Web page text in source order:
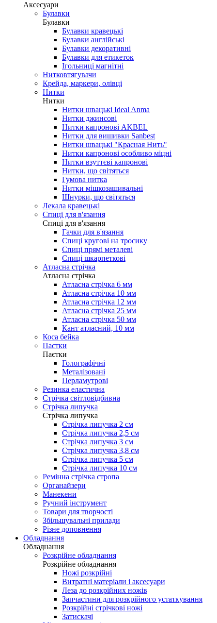
Аксесуари
Булавки
Булавки
Булавки кравецькі
Булавки англійські
Булавки декоративні
Булавки для етикеток
Ігольниці магнітні
Нитковтягувачи
Крейда, маркери, олівці
Нитки
Нитки
Нитки швацькі Ideal Anma
Нитки джинсові
Нитки капронові AKBEL
Нитки для вишивки Sanbest
Нитки швацькі "Красная Нить"
Нитки капронові особливо міцні
Нитки взуттєві капронові
Нитки, що світяться
Гумова нитка
Нитки мішкозашивальні
Шнурки, що світяться
Лекала кравецькі
Cпиці для в'язання
Cпиці для в'язання
Гачки для в'язання
Спиці кругові на тросику
Спиці прямі металеві
Спиці шкарпеткові
Атласна стрічка
Атласна стрічка
Атласна стрічка 6 мм
Атласна стрічка 10 мм
Атласна стрічка 12 мм
Атласна стрічка 25 мм
Атласна стрічка 50 мм
Кант атласний, 10 мм
Коса бейка
Паєтки
Паєтки
Голографічні
Металізовані
Перламутрові
Резинка еластична
Стрічка світловідбивна
Стрічка липучка
Стрічка липучка
Стрічка липучка 2 см
Стрічка липучка 2,5 см
Стрічка липучка 3 см
Стрічка липучка 3,8 см
Стрічка липучка 5 см
Стрічка липучка 10 см
Ремінна стрічка стропа
Органайзери
Манекени
Ручний інструмент
Товари для творчості
Збільшувальні прилади
Різне доповнення
Обладнання
Обладнання
Розкрійне обладнання
Розкрійне обладнання
Ножі розкрійні
Витратні матеріали і аксесуари
Леза до розкрійних ножів
Запчастини для розкрійного устаткування
Розкрійні стрічкові ножі
Затискачі